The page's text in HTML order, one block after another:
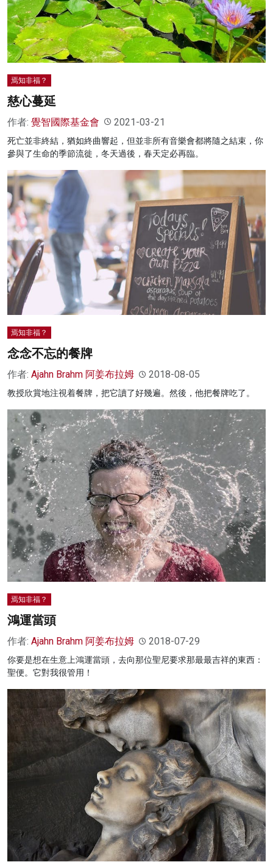
焉知非福？
慈心蔓延
作者: 覺智國際基金會 2021-03-21
死亡並非終結，猶如終曲響起，但並非所有音樂會都將隨之結束，你
參與了生命的季節流徙，冬天過後，春天定必再臨。
焉知非福？
念念不忘的餐牌
作者: Ajahn Brahm 阿姜布拉姆 2018-08-05
教授欣賞地注視着餐牌，把它讀了好幾遍。然後，他把餐牌吃了。
焉知非福？
鴻運當頭
作者: Ajahn Brahm 阿姜布拉姆 2018-07-29
你要是想在生意上鴻運當頭，去向那位聖尼要求那最最吉祥的東西：
聖便。它對我很管用！